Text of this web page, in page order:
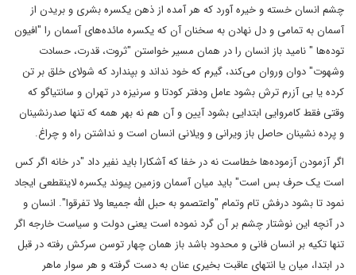
چشم انسان خسته و خیره آورد که هر آمده از ذهن یکسره بشری و بریدن از
آسمان به تمامی و دل نهادن به سخنان آن که یکسره مائده‌های آسمان را "افیون
توده‌ها " نامید باز انسان را در همان مسیر خواستن "ثروت، قدرت، حسادت
وشهوت" دوان وروان می‌کند، گیرم که خود نداند و بپندارد که شولای خلق بر تن
کرده یا بی آزرم ترش بشود عامل ودفتر کودتا و سرنیزه در تهران و سانتیاگو که
وقتی فقط کامروایی ابتدایی بشود آیین و آن هم نه بهر همه که تنها صدرنشینان
و پرده نشینان حاصل باز ویرانی و ویلانی انسان است و نداشتن راه و چراغ.
اگر آزمودن آزموده‌ها خطاست نه در خفا که آشکارا باید نفیر داد "در خانه اگر کس
است یک حرف بس است" باید میان آسمان وزمین پیوند یکسره لاینقطعی ایجاد
نمود تا بشود درفش تام وتمام "واعتصمو به حبل الله جمیعا ولا تفرقوا". انسان و
در آنچه این نوشتار چشم بر آن گرد نموده است یعنی دولت و سیاست خارجه اگر
تنها تکیه بر انسان فانی و محدود باشد باز همان چهار توسن سرکش رفته در قبل
در ابتدا، میان یا انتهای عاقبت بخیری عنان به دست گرفته و هر سوار ماهر